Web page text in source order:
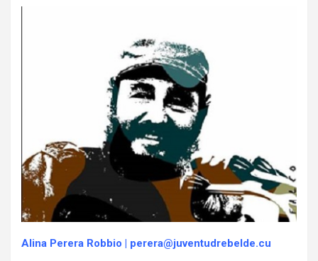
p
p
gr
a
m
Alina Perera Robbio | perera@juventudrebelde.cu